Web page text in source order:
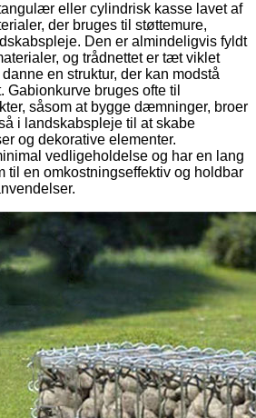
eller cylindrisk kasse lavet af
der bruges til støttemure,
Den er almindeligvis fyldt
og trådnettet er tæt viklet
en struktur, der kan modstå
bruges ofte til
såsom at bygge dæmninger, broer
i landskabspleje til at skabe
og dekorative elementer.
vedligeholdelse og har en lang
til en omkostningseffektiv og holdbar